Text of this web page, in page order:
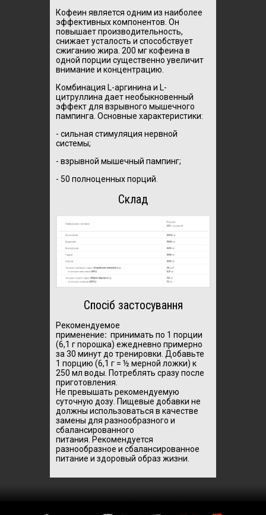
Кофеин является одним из наиболее
эффективных компонентов. Он
повышает производительность,
снижает усталость и способствует
сжиганию жира. 200 мг кофеина в
одной порции существенно увеличит
внимание и концентрацию.
Комбинация L-аргинина и L-
цитруллина дает необыкновенный
эффект для взрывного мышечного
пампинга. Основные характеристики:
- сильная стимуляция нервной
системы;
- взрывной мышечный пампинг;
- 50 полноценных порций.
Склад
Спосіб застосування
Рекомендуемое
применение: принимать по 1 порции
(6,1 г порошка) ежедневно примерно
за 30 минут до тренировки. Добавьте
1 порцию (6,1 г = ½ мерной ложки) к
250 мл воды. Потреблять сразу после
приготовления.
Не превышать рекомендуемую
суточную дозу. Пищевые добавки не
должны использоваться в качестве
замены для разнообразного и
сбалансированного
питания. Рекомендуется
разнообразное и сбалансированное
питание и здоровый образ жизни.